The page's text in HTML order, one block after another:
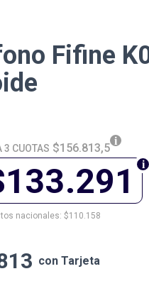
Fifine
3 CUOTAS $156.813,5
nacionales: $110.158
con Tarjeta